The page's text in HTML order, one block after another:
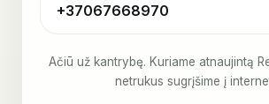
+37067668970
Ačiū už kantrybę. Kuriame atnaujintą
netrukus sugrįšime į